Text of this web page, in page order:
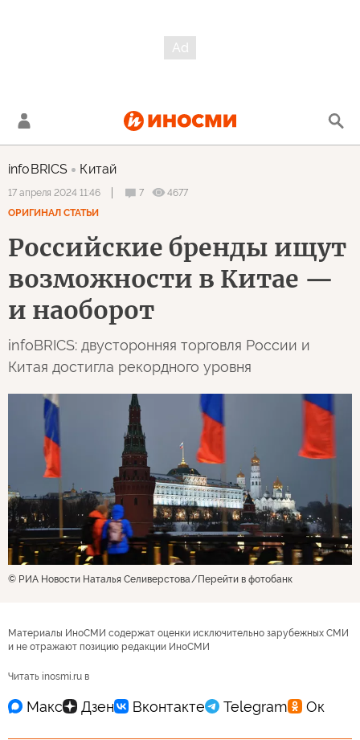
infoBRICS Китай
17 апреля 2024 11:46 7
4677
ОРИГИНАЛ СТАТЬИ
Российские бренды ищут
возможности в Китае —
и наоборот
infoBRICS: двусторонняя торговля России и
Китая достигла рекордного уровня
© РИА Новости Наталья Селиверстова Перейти в фотобанк
Материалы ИноСМИ содержат оценки исключительно зарубежных СМИ
и не отражают позицию редакции ИноСМИ
Читать inosmi.ru в